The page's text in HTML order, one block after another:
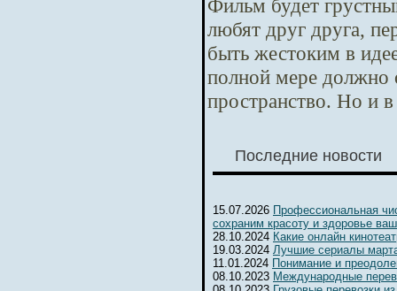
Фильм будет
любят друг друга,
быть жестоким в
полной мере должно
пространство. Но и
Последние новости
15.07.2026 Профессиональная
сохраним красоту и здоровье
28.10.2024 Какие онлайн
19.03.2024 Лучшие сериалы
11.01.2024 Понимание и
08.10.2023 Международные